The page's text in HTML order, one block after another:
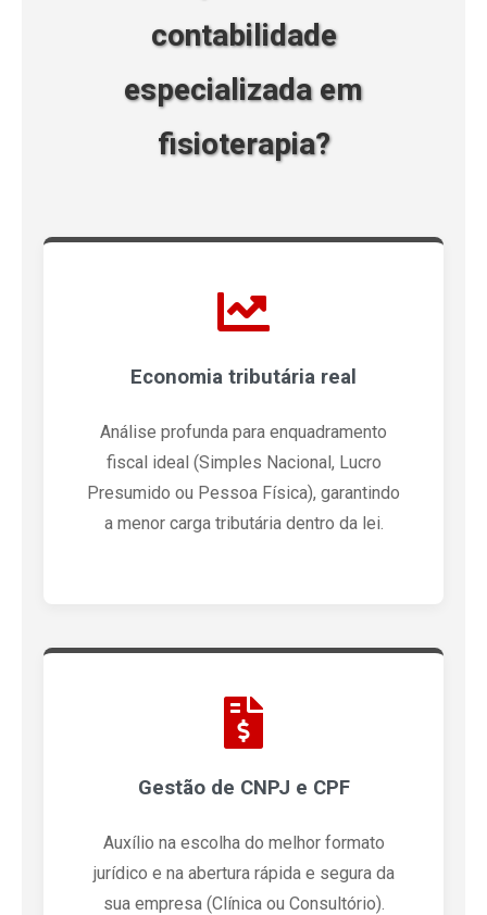
contabilidade
especializada em
fisioterapia?
Economia tributária real
Análise profunda para enquadramento
fiscal ideal (Simples Nacional, Lucro
Presumido ou Pessoa Física), garantindo
a menor carga tributária dentro da lei.
Gestão de CNPJ e CPF
Auxílio na escolha do melhor formato
jurídico e na abertura rápida e segura da
sua empresa (Clínica ou Consultório).